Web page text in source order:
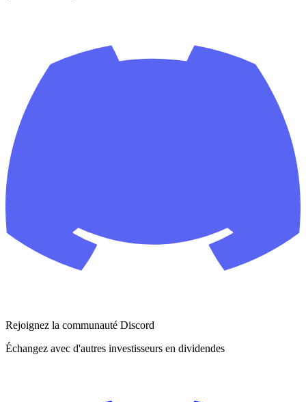
Rejoignez la communauté Discord
Échangez avec d'autres investisseurs en dividendes